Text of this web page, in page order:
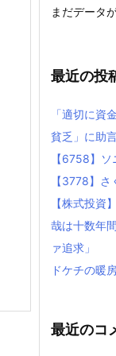
まだデータ
最近の投
「適切に資
貧乏」に助
【6758】
【3778】
【株式投資
哉は十数年
ァ追求」
ドケチの暖
最近のコ